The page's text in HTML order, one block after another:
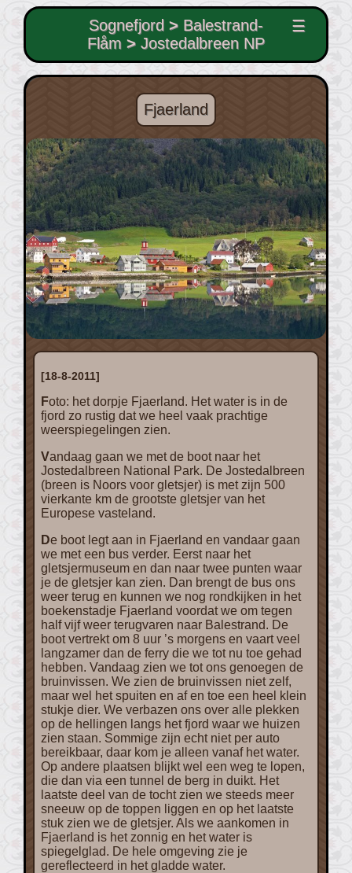
Sognefjord> Balestrand-
Flåm> Jostedalbreen NP
☰
Fjaerland
[18-8-2011]
Foto: het dorpje Fjaerland. Het water is in de
fjord zo rustig dat we heel vaak prachtige
weerspiegelingen zien.
Vandaag gaan we met de boot naar het
Jostedalbreen National Park. De Jostedalbreen
(breen is Noors voor gletsjer) is met zijn 500
vierkante km de grootste gletsjer van het
Europese vasteland.
De boot legt aan in Fjaerland en vandaar gaan
we met een bus verder. Eerst naar het
gletsjermuseum en dan naar twee punten waar
je de gletsjer kan zien. Dan brengt de bus ons
weer terug en kunnen we nog rondkijken in het
boekenstadje Fjaerland voordat we om tegen
half vijf weer terugvaren naar Balestrand. De
boot vertrekt om 8 uur ’s morgens en vaart veel
langzamer dan de ferry die we tot nu toe gehad
hebben. Vandaag zien we tot ons genoegen de
bruinvissen. We zien de bruinvissen niet zelf,
maar wel het spuiten en af en toe een heel klein
stukje dier. We verbazen ons over alle plekken
op de hellingen langs het fjord waar we huizen
zien staan. Sommige zijn echt niet per auto
bereikbaar, daar kom je alleen vanaf het water.
Op andere plaatsen blijkt wel een weg te lopen,
die dan via een tunnel de berg in duikt. Het
laatste deel van de tocht zien we steeds meer
sneeuw op de toppen liggen en op het laatste
stuk zien we de gletsjer. Als we aankomen in
Fjaerland is het zonnig en het water is
spiegelglad. De hele omgeving zie je
gereflecteerd in het gladde water.